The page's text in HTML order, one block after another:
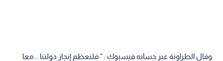
وقال الطراونة عبر حسابه فيسبوك : " فلنعظم إنجاز دولتنا ...معا